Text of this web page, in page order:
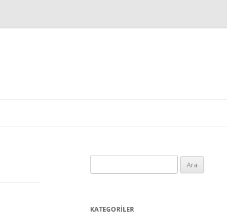
KATEGORILER